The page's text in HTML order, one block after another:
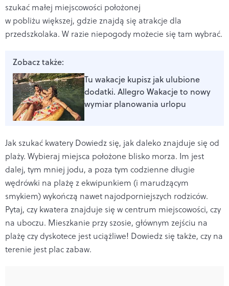
szukać małej miejscowości położonej
w pobliżu większej, gdzie znajdą się atrakcje dla
przedszkolaka. W razie niepogody możecie się tam wybrać.
Zobacz także:
Tu wakacje kupisz jak ulubione
dodatki. Allegro Wakacje to nowy
wymiar planowania urlopu
Jak szukać kwatery Dowiedz się, jak daleko znajduje się od
plaży. Wybieraj miejsca położone blisko morza. Im jest
dalej, tym mniej jodu, a poza tym codzienne długie
wędrówki na plażę z ekwipunkiem (i marudzącym
smykiem) wykończą nawet naj­odporniejszych rodziców.
Pytaj, czy kwatera znajduje się w centrum miejscowości, czy
na uboczu. Mieszkanie przy szosie, głównym zejściu na
plażę czy dyskotece jest uciążliwe! Dowiedz się także, czy na
terenie jest plac zabaw.